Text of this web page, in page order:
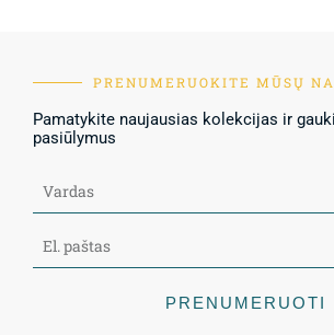
PRENUMERUOKITE MŪSŲ
Pamatykite naujausias kolekcijas ir
pasiūlymus
PRENUMERUOTI